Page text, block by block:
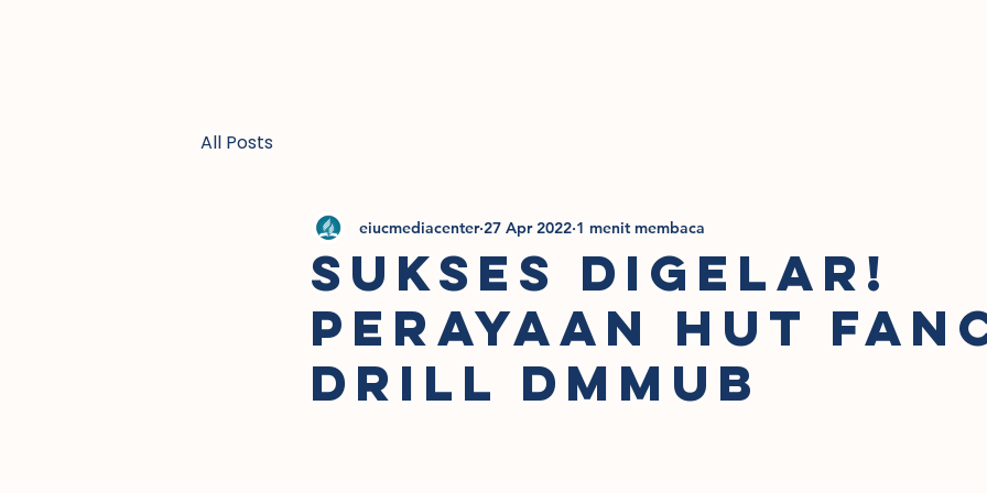
All Posts
Sukses Digelar!
Perayaan HUT
Drill DMMUB
eiucmediacenter 27 Apr 2022 1 menit membaca